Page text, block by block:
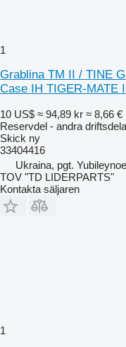
1
Grablina TM II / TINE
Case IH TIGER-MATE
10 US$ ≈ 94,89 kr ≈ 8,66 €
Reservdel - andra
Skick ny
33404416
Ukraina, pgt. Yubileynoe
TOV "TD LIDERPARTS"
Kontakta säljaren
1